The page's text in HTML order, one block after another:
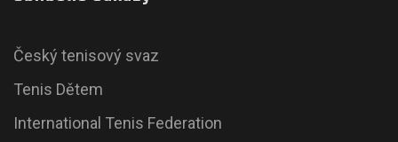
Český tenisový svaz
Tenis Dětem
International Tenis Federation